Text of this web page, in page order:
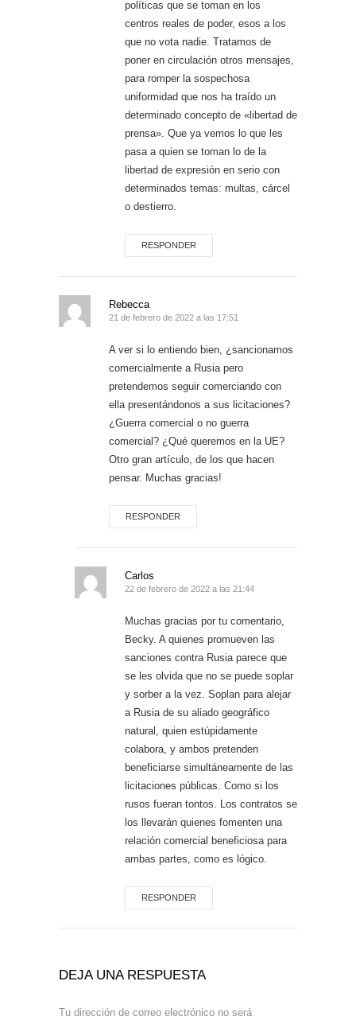
políticas que se toman en los
centros reales de poder, esos a los
que no vota nadie. Tratamos de
poner en circulación otros mensajes,
para romper la sospechosa
uniformidad que nos ha traído un
determinado concepto de «libertad de
prensa». Que ya vemos lo que les
pasa a quien se toman lo de la
libertad de expresión en serio con
determinados temas: multas, cárcel
o destierro.
RESPONDER
Rebecca
21 de febrero de 2022 a las 17:51
A ver si lo entiendo bien, ¿sancionamos
comercialmente a Rusia pero
pretendemos seguir comerciando con
ella presentándonos a sus licitaciones?
¿Guerra comercial o no guerra
comercial? ¿Qué queremos en la UE?
Otro gran artículo, de los que hacen
pensar. Muchas gracias!
RESPONDER
Carlos
22 de febrero de 2022 a las 21:44
Muchas gracias por tu comentario,
Becky. A quienes promueven las
sanciones contra Rusia parece que
se les olvida que no se puede soplar
y sorber a la vez. Soplan para alejar
a Rusia de su aliado geográfico
natural, quien estúpidamente
colabora, y ambos pretenden
beneficiarse simultáneamente de las
licitaciones públicas. Como si los
rusos fueran tontos. Los contratos se
los llevarán quienes fomenten una
relación comercial beneficiosa para
ambas partes, como es lógico.
RESPONDER
DEJA UNA RESPUESTA
Tu dirección de correo electrónico no será